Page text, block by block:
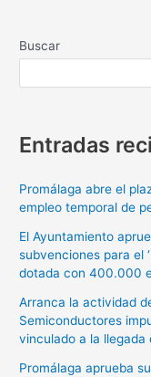
Buscar
Entradas
Promálaga abre el
empleo temporal de
El Ayuntamiento
subvenciones para el
dotada con 400.000
Arranca la actividad
Semiconductores
vinculado a la llegada
Promálaga aprueba